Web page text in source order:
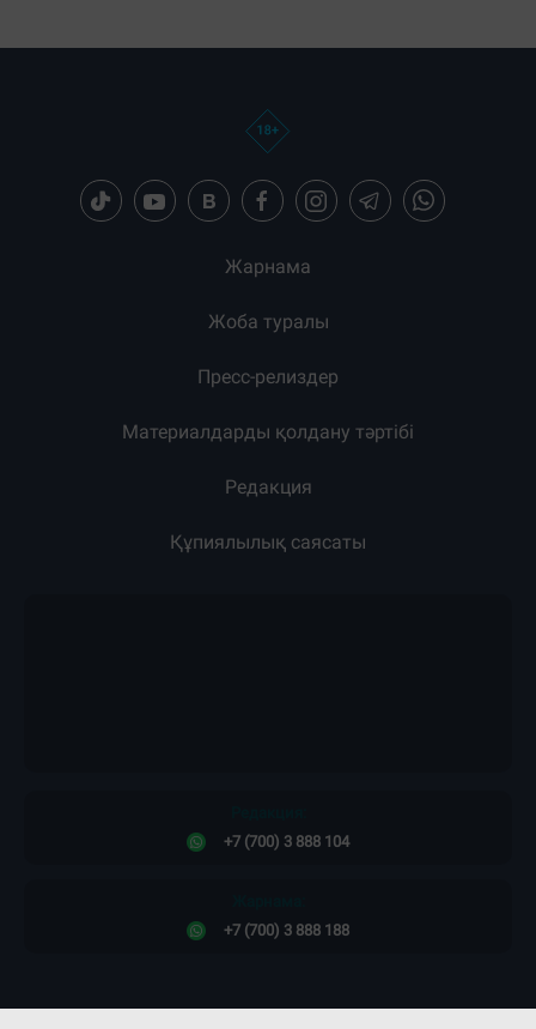
Жарнама
Жоба туралы
Пресс-релиздер
Материалдарды қолдану тәртібі
Редакция
Құпиялылық саясаты
+7 (700) 3 888 104
+7 (700) 3 888 188